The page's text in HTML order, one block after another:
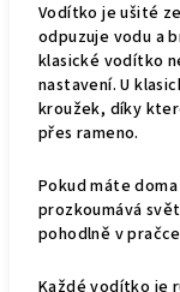
Vodítko je ušité
odpuzuje vodu a
klasické vodítko
nastavení. U
kroužek, díky
přes rameno.
Pokud máte
prozkoumává
pohodlně v pračce
Každé vodítko je